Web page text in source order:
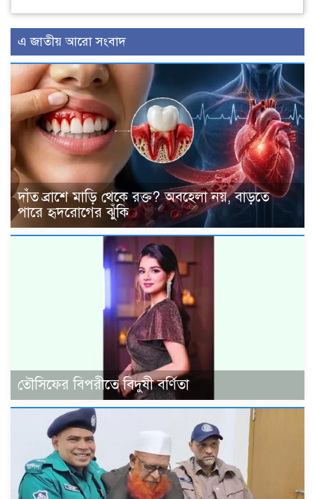
এ জাতীয় আরো সংবাদ
দাঁত ব্রাশে মাড়ি থেকে রক্ত? অবহেলা নয়, বাড়তে
পারে হৃদরোগের ঝুঁকি
তৌসিফের বিপরীতে বিদুষী বর্ণিতা